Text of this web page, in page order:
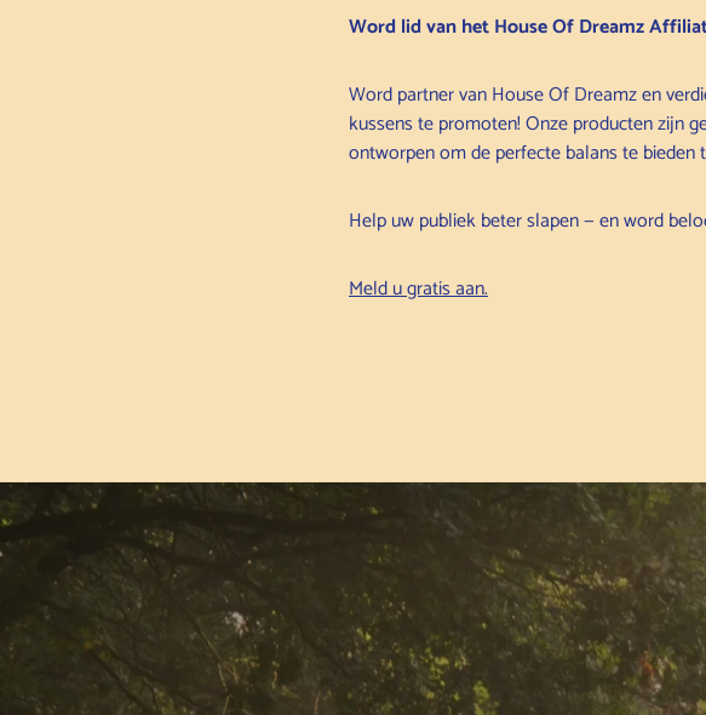
Word lid van het House Of Dreamz
Word partner van House Of Dreamz en
kussens te promoten! Onze producten zijn
ontworpen om de perfecte balans te
Help uw publiek beter slapen — en word
Meld u gratis aan.